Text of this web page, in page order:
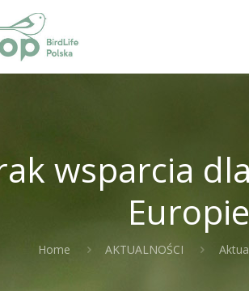
wsparcia
Home AKTUALNOŚCI